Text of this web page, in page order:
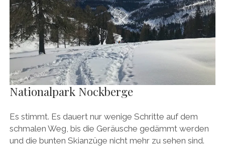
Nationalpark Nockberge
Es stimmt. Es dauert nur wenige Schritte auf dem
schmalen Weg, bis die Geräusche gedämmt werden
und die bunten Skianzüge nicht mehr zu sehen sind.